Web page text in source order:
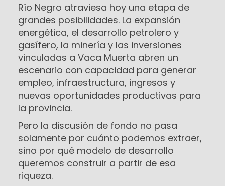
Río Negro atraviesa hoy una etapa de
grandes posibilidades. La expansión
energética, el desarrollo petrolero y
gasífero, la minería y las inversiones
vinculadas a Vaca Muerta abren un
escenario con capacidad para generar
empleo, infraestructura, ingresos y
nuevas oportunidades productivas para
la provincia.
Pero la discusión de fondo no pasa
solamente por cuánto podemos extraer,
sino por qué modelo de desarrollo
queremos construir a partir de esa
riqueza.